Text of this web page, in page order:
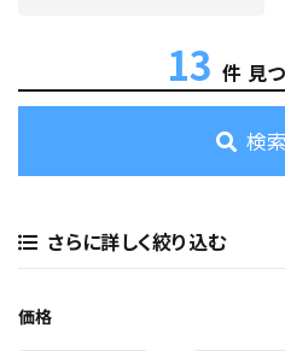
13 件 見
検
さらに詳しく絞り込む
価格